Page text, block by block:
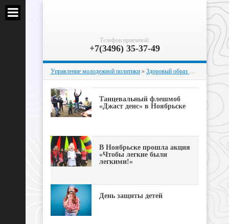
Телефон приемной:
+7(3496) 35-37-49
Управление молодежной политики » Здоровый образ жизни
Танцевальный флешмоб
«Джаст денс» в Ноябрьске
В Ноябрьске прошла акция
«Чтобы легкие были
легкими!»
День защиты детей